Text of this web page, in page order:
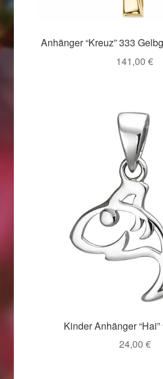
Valentinstag Geschenke
Weihnachtsangebote 2015
Weihnachtsangebote 2016
Weihnachtsangebote 2017
Weihnachtsangebote 2018
Weihnachtsangebote 2020
Weihnachtsangebote 2021
Anhänger “Kreuz” 333
141,00 €
Kinder Anhänger
24,00 €